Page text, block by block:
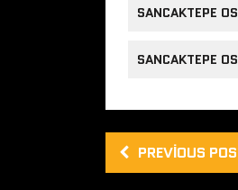
SANCAKTEPE
SANCAKTEPE
PREVIOUS